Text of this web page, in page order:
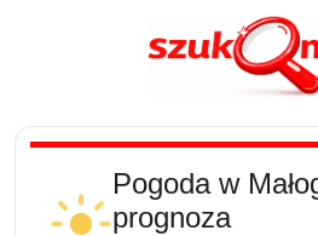
Pogoda w
prognoza